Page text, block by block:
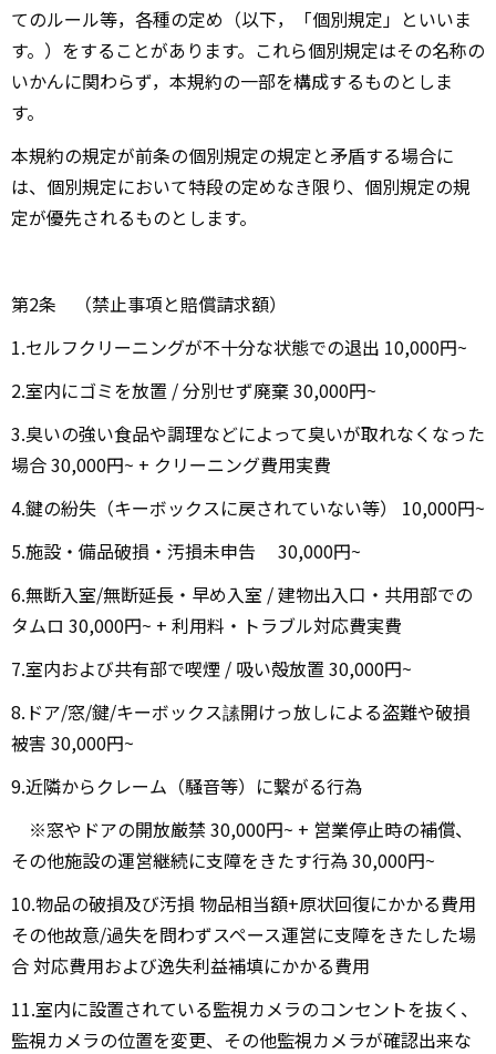
てのルール等，各種の定め（以下，「個別規定」といいま
す。）をすることがあります。これら個別規定はその名称の
いかんに関わらず，本規約の一部を構成するものとしま
す。
本規約の規定が前条の個別規定の規定と矛盾する場合に
は、個別規定において特段の定めなき限り、個別規定の規
定が優先されるものとします。
第2条 （禁止事項と賠償請求額）
1.セルフクリーニングが不十分な状態での退出 10,000円~
2.室内にゴミを放置 / 分別せず廃棄 30,000円~
3.臭いの強い食品や調理などによって臭いが取れなくなった
場合 30,000円~ + クリーニング費用実費
4.鍵の紛失（キーボックスに戻されていない等） 10,000円~
5.施設・備品破損・汚損未申告 30,000円~
6.無断入室/無断延長・早め入室 / 建物出入口・共用部での
タムロ 30,000円~ + 利用料・トラブル対応費実費
7.室内および共有部で喫煙 / 吸い殻放置 30,000円~
8.ドア/窓/鍵/キーボックス䛾開けっ放しによる盗難や破損
被害 30,000円~
9.近隣からクレーム（騒音等）に繋がる行為
※窓やドアの開放厳禁 30,000円~ + 営業停止時の補償、
その他施設の運営継続に支障をきたす行為 30,000円~
10.物品の破損及び汚損 物品相当額+原状回復にかかる費用
その他故意/過失を問わずスペース運営に支障をきたした場
合 対応費用および逸失利益補填にかかる費用
11.室内に設置されている監視カメラのコンセントを抜く、
監視カメラの位置を変更、その他監視カメラが確認出来な